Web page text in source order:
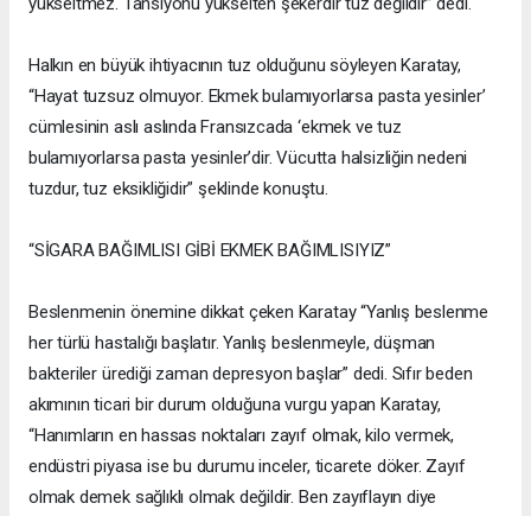
Halkın en büyük ihtiyacının tuz olduğunu söyleyen Karatay,
“Hayat tuzsuz olmuyor. Ekmek bulamıyorlarsa pasta yesinler’
cümlesinin aslı aslında Fransızcada ‘ekmek ve tuz
bulamıyorlarsa pasta yesinler’dir. Vücutta halsizliğin nedeni
tuzdur, tuz eksikliğidir” şeklinde konuştu.
“SİGARA BAĞIMLISI GİBİ EKMEK BAĞIMLISIYIZ”
Beslenmenin önemine dikkat çeken Karatay “Yanlış beslenme
her türlü hastalığı başlatır. Yanlış beslenmeyle, düşman
bakteriler ürediği zaman depresyon başlar” dedi. Sıfır beden
akımının ticari bir durum olduğuna vurgu yapan Karatay,
“Hanımların en hassas noktaları zayıf olmak, kilo vermek,
endüstri piyasa ise bu durumu inceler, ticarete döker. Zayıf
olmak demek sağlıklı olmak değildir. Ben zayıflayın diye